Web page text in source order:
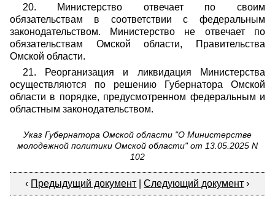
20. Министерство отвечает по своим
обязательствам в соответствии с федеральным
законодательством. Министерство не отвечает по
обязательствам Омской области, Правительства
Омской области.
21. Реорганизация и ликвидация Министерства
осуществляются по решению Губернатора Омской
области в порядке, предусмотренном федеральным и
областным законодательством.
Указ Губернатора Омской области "О Министерстве
молодежной политики Омской области" от 13.05.2025 N
102
‹ Предыдущий документ |Следующий документ ›